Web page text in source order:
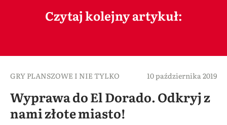
Czytaj kolejny artykuł:
GRY PLANSZOWE I NIE TYLKO 10 października 2019
Wyprawa do El Dorado. Odkryj z
nami złote miasto!